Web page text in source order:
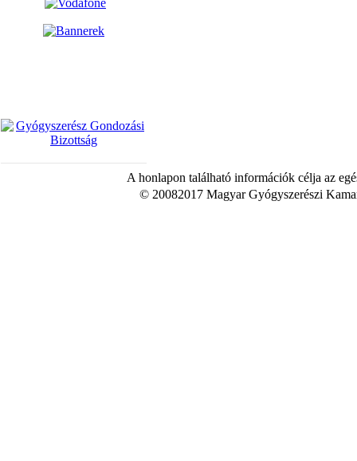
A honlapon található információk célja az
© 20082017 Magyar Gyógyszerészi